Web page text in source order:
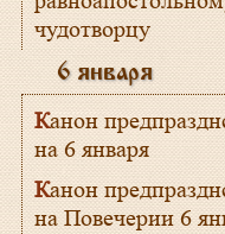
чудотворцу
6 января
Канон предпразднству Рождества Христова
на 6 января
Канон предпразднству Рождества Христова
на Повечерии 6